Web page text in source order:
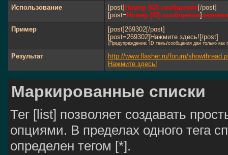
Использование [post] Номер (ID) сообщения [/post]
[post= Номер (ID) сообщения]
Пример
[post]269302[/post]
[post=269302]Нажмите здесь![/post]
(Предупреждение: ID темы/сообщения дан только
Результат
http://www.flasher.ru/forum/
Нажмите здесь!
Маркированные списки
Тег [list] позволяет создавать
опциями. В пределах одного тега
определен тегом [*].